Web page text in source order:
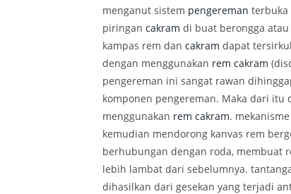
menganut sistem pengereman terbuka
piringan cakram di buat berongga
kampas rem dan cakram dapat
dengan menggunakan rem cakram
pengereman ini sangat rawan
komponen pengereman. Maka dari
menggunakan rem cakram.
kemudian mendorong kanvas rem
berhubungan dengan roda, membuat
lebih lambat dari sebelumnya.
dihasilkan dari gesekan yang terjadi